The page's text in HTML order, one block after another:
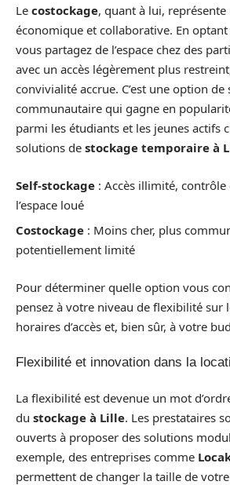
Le costockage, quant à lui,
économique et collaborative. En
vous partagez de l’espace chez des
avec un accès légèrement plus
convivialité accrue. C’est une option de
communautaire qui gagne en
parmi les étudiants et les jeunes actifs
solutions de stockage temporaire à
Self-stockage : Accès illimité,
l’espace loué
Costockage : Moins cher, plus
potentiellement limité
Pour déterminer quelle option vous
pensez à votre niveau de flexibilité sur
horaires d’accès et, bien sûr, à votre
Flexibilité et innovation dans la
La flexibilité est devenue un mot
du stockage à Lille. Les prestataires
ouverts à proposer des solutions
exemple, des entreprises comme
permettent de changer la taille de